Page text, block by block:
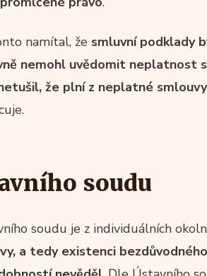
namítal, že smluvní podklady
nemohl uvědomit neplatnost
že plní z neplatné smlouvy
soudu
soudu je z individuálních
a tedy existenci